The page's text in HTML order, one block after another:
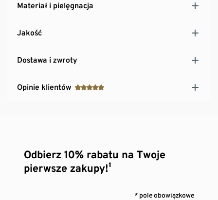
Materiał i pielęgnacja
Jakość
Dostawa i zwroty
Opinie klientów
Odbierz 10% rabatu na Twoje
pierwsze zakupy!¹
* pole obowiązkowe